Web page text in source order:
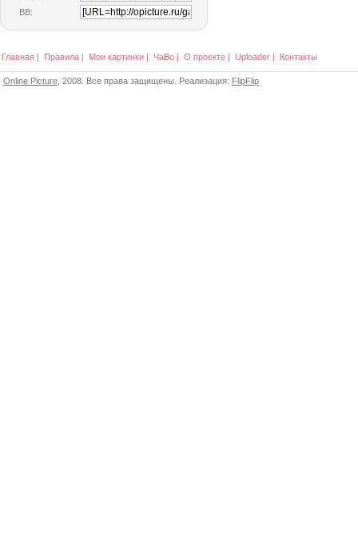
BB:
Главная | Правила | Мои картинки | ЧаВо | О проекте | Uploader | Контакты
Online Picture , 2008. Все права защищены. Реализация: FlipFlip